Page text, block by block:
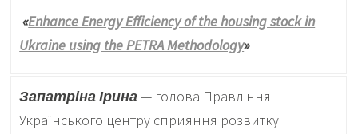
«Enhance Energy Efficiency of the housing stock in
Ukraine using the PETRA Methodology»
Запатріна Ірина— голова Правління
Українського центру сприяння розвитку